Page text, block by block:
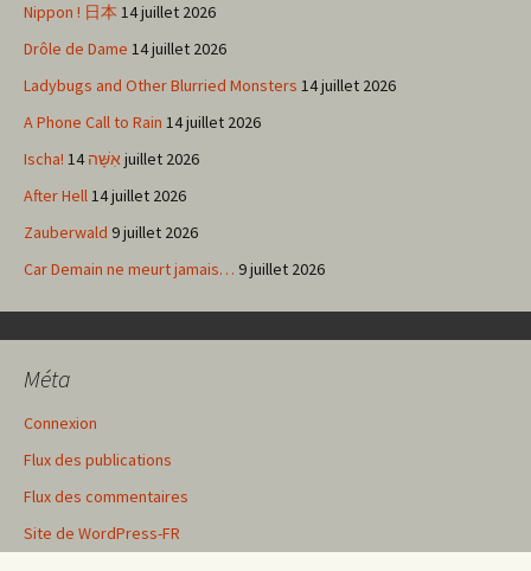
Nippon ! 日本 14 juillet 2026
Drôle de Dame 14 juillet 2026
Ladybugs and Other Blurried Monsters 14 juillet 2026
A Phone Call to Rain 14 juillet 2026
Ischa! אִשָּׁה14 juillet 2026
After Hell14 juillet 2026
Zauberwald 9 juillet 2026
Car Demain ne meurt jamais… 9 juillet 2026
Méta
Connexion
Flux des publications
Flux des commentaires
Site de WordPress-FR